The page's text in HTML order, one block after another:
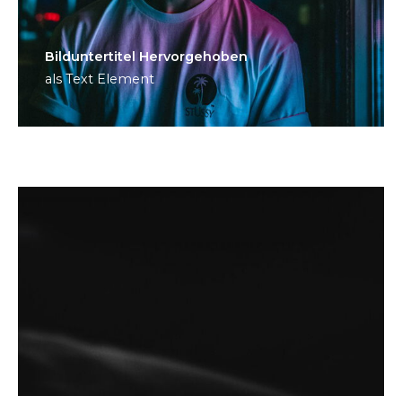
Bild­unter­titel Hervorgehoben
als Text Element